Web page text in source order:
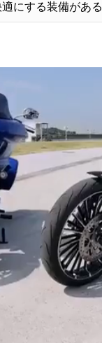
にする装備がある